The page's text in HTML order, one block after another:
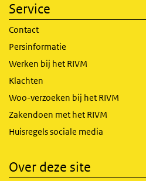
Service
Contact
Persinformatie
Werken bij het RIVM
Klachten
Woo-verzoeken bij het RIVM
Zakendoen met het RIVM
Huisregels sociale media
Over deze site